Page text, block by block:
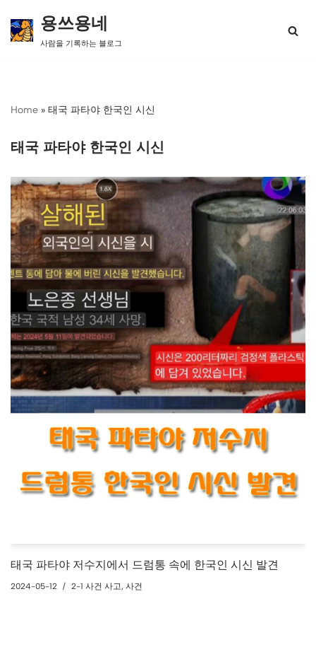
콘
너
용쓰용네
사람을 기록하는 블로그
Home » 태국 파타야 한국인 시신
태국 파타야 한국인 시신
태국 파타야 저수지에서 드럼통 속에 한국인 시신 발견
2024-05-12 2-1 사건 사고, 사건